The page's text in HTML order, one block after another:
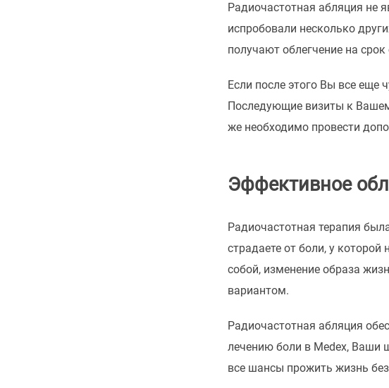
Радиочастотная абляция не
испробовали несколько
получают облегчение на
Если после этого Вы все еще
Последующие визиты к
же необходимо провести
Эффективное
Радиочастотная терапия
страдаете от боли, у
собой, изменение образа
вариантом.
Радиочастотная абляция
лечению боли в Medex, Ваши
все шансы прожить жизнь